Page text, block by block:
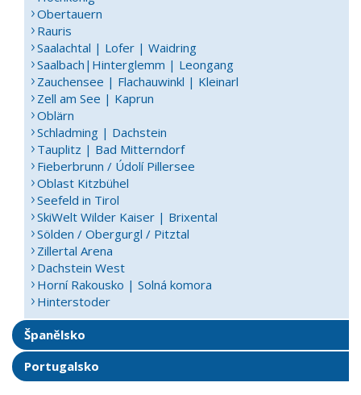
Obertauern
Rauris
Saalachtal | Lofer | Waidring
Saalbach|Hinterglemm | Leongang
Zauchensee | Flachauwinkl | Kleinarl
Zell am See | Kaprun
Oblärn
Schladming | Dachstein
Tauplitz | Bad Mitterndorf
Fieberbrunn / Údolí Pillersee
Oblast Kitzbühel
Seefeld in Tirol
SkiWelt Wilder Kaiser | Brixental
Sölden / Obergurgl / Pitztal
Zillertal Arena
Dachstein West
Horní Rakousko | Solná komora
Hinterstoder
Španělsko
Portugalsko